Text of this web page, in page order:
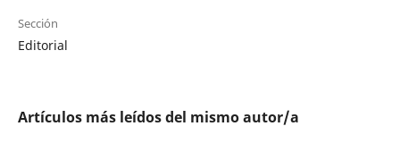
Sección
Editorial
Artículos más leídos del mismo autor/a